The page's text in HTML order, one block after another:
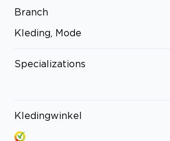
Branch
Kleding, Mode
Specializations
Kledingwinkel